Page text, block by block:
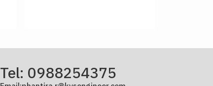
Tel: 0988254375